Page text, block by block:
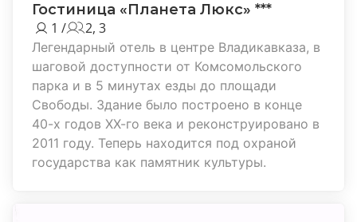
Гостиница «Планета Люкс» ***
1 /
2, 3
Легендарный отель в центре Владикавказа, в
шаговой доступности от Комсомольского
парка и в 5 минутах езды до площади
Свободы. Здание было построено в конце
40-х годов ХХ-го века и реконструировано в
2011 году. Теперь находится под охраной
государства как памятник культуры.